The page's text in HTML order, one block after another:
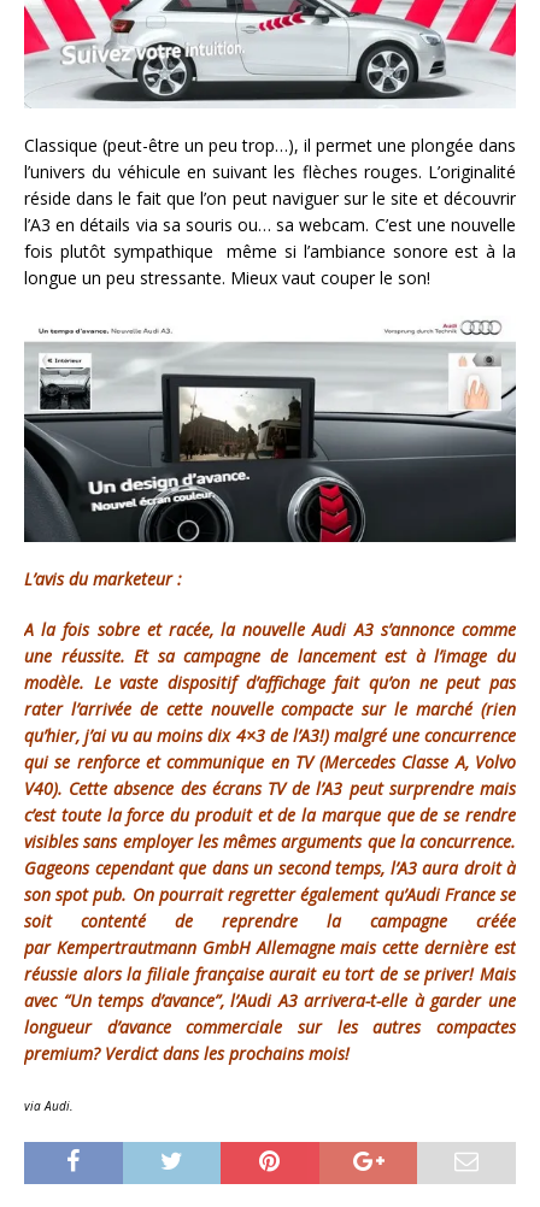
Classique (peut-être un peu trop…), il permet une plongée dans
l’univers du véhicule en suivant les flèches rouges. L’originalité
réside dans le fait que l’on peut naviguer sur le site et découvrir
l’A3 en détails via sa souris ou… sa webcam. C’est une nouvelle
fois plutôt sympathique même si l’ambiance sonore est à la
longue un peu stressante. Mieux vaut couper le son!
L’avis du marketeur :
A la fois sobre et racée, la nouvelle Audi A3 s’annonce comme
une réussite. Et sa campagne de lancement est à l’image du
modèle. Le vaste dispositif d’affichage fait qu’on ne peut pas
rater l’arrivée de cette nouvelle compacte sur le marché (rien
qu’hier, j’ai vu au moins dix 4×3 de l’A3!) malgré une concurrence
qui se renforce et communique en TV (Mercedes Classe A, Volvo
V40). Cette absence des écrans TV de l’A3 peut surprendre mais
c’est toute la force du produit et de la marque que de se rendre
visibles sans employer les mêmes arguments que la concurrence.
Gageons cependant que dans un second temps, l’A3 aura droit à
son spot pub. On pourrait regretter également qu’Audi France se
soit contenté de reprendre la campagne créée
par Kempertrautmann GmbH Allemagne mais cette dernière est
réussie alors la filiale française aurait eu tort de se priver! Mais
avec “Un temps d’avance”, l’Audi A3 arrivera-t-elle à garder une
longueur d’avance commerciale sur les autres compactes
premium? Verdict dans les prochains mois!
via Audi.